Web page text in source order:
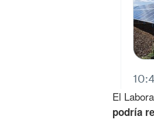
El
podría